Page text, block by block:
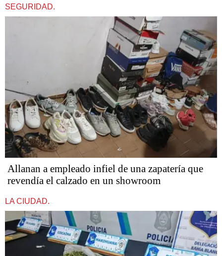
SEGURIDAD.
Allanan a empleado infiel de una zapatería que
revendía el calzado en un showroom
LA CIUDAD.